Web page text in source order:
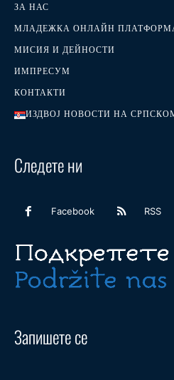
ЗА НАС
МЛАДЕЖКА ОНЛАЙН
МИСИЯ И ДЕЙНОСТИ
ИМПРЕСУМ
КОНТАКТИ
ИЗДВОЈ НОВОСТИ НА
Следете ни
Facebook RSS
Запишете се